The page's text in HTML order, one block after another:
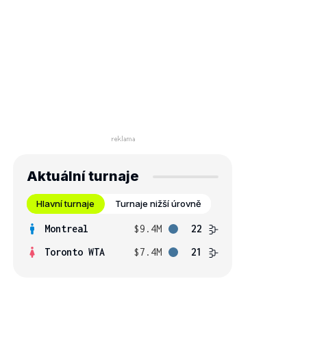
Aktuální turnaje
Hlavní turnaje Turnaje nižší úrovně
Montreal $9.4M
22
Toronto WTA
$7.4M 21